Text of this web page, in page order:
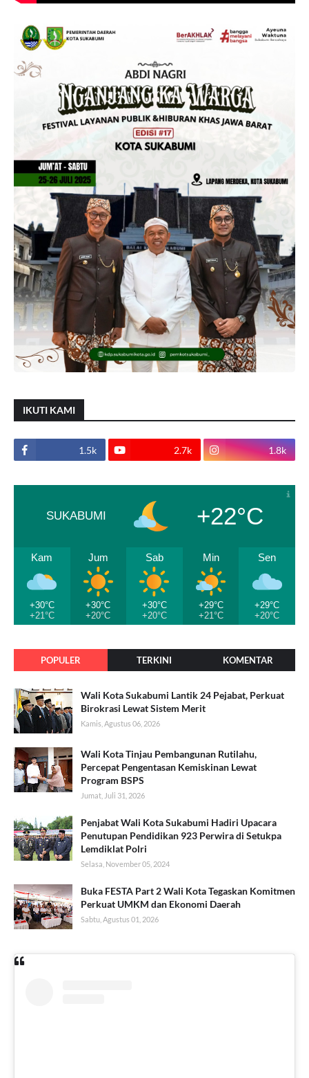
IKUTI KAMI
1.5k 2.7k 1.8k
SUKABUMI +22°C
Kam
+30°C
+21°C
Jum
+30°C
+20°C
Sab
+30°C
+20°C
Min
+29°C
+21°C
Sen
+29°C
+20°C
POPULER TERKINI KOMENTAR
Wali Kota Sukabumi Lantik 24 Pejabat, Perkuat
Birokrasi Lewat Sistem Merit
Kamis, Agustus 06, 2026
Wali Kota Tinjau Pembangunan Rutilahu,
Percepat Pengentasan Kemiskinan Lewat
Program BSPS
Jumat, Juli 31, 2026
Penjabat Wali Kota Sukabumi Hadiri Upacara
Penutupan Pendidikan 923 Perwira di Setukpa
Lemdiklat Polri
Selasa, November 05, 2024
Buka FESTA Part 2 Wali Kota Tegaskan Komitmen
Perkuat UMKM dan Ekonomi Daerah
Sabtu, Agustus 01, 2026